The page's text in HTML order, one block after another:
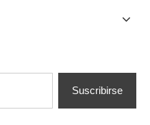
Suscribirse